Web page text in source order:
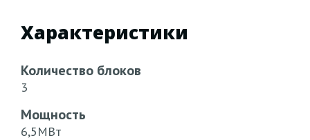
Характеристики
Количество блоков
3
Мощность
6,5МВт